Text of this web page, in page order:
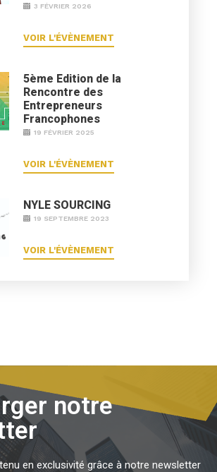
3 FÉVRIER 2026
VOIR L'ÉVÈNEMENT
5ème Edition de la
Rencontre des
Entrepreneurs
Francophones
19 FÉVRIER 2025
VOIR L'ÉVÈNEMENT
NYLE SOURCING
19 SEPTEMBRE 2023
VOIR L'ÉVÈNEMENT
notre
en exclusivité grâce à notre newsletter